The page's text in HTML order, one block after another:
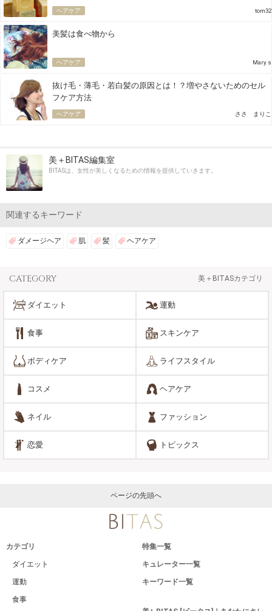
ヘアケア tom32
美髪は食べ物から
ヘアケア Mary.s
抜け毛・薄毛・若白髪の原因とは！？増やさないためのセル
フケア方法
ヘアケア ささ まりこ
美＋BITAS編集室
BITASは、女性が美しくなるための情報を提供していきます。
関連するキーワード
ダメージヘア 肌 髪 ヘアケア
CATEGORY 美＋BITASカテゴリ
ダイエット 運動
食事 スキンケア
ボディケア ライフスタイル
コスメ ヘアケア
ネイル ファッション
恋愛 トピックス
ページの先頭へ
カテゴリ
ダイエット
運動
食事
特集一覧
キュレーター一覧
キーワード一覧